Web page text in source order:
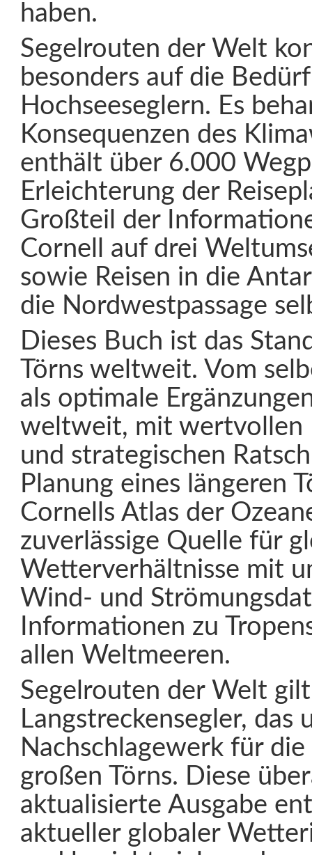
haben.
Segelrouten der Welt
besonders auf die
Hochseeseglern. Es
Konsequenzen des
enthält über 6.000
Erleichterung der
Großteil der
Cornell auf drei
sowie Reisen in die
die Nordwestpassage
Dieses Buch ist das
Törns weltweit. Vom
als optimale
weltweit, mit wertvollen
und strategischen
Planung eines längeren
Cornells Atlas der
zuverlässige Quelle für
Wetterverhältnisse mit
Wind- und
Informationen zu
allen Weltmeeren.
Segelrouten der Welt
Langstreckensegler, das
Nachschlagewerk für
großen Törns. Diese
aktualisierte Ausgabe
aktueller globaler